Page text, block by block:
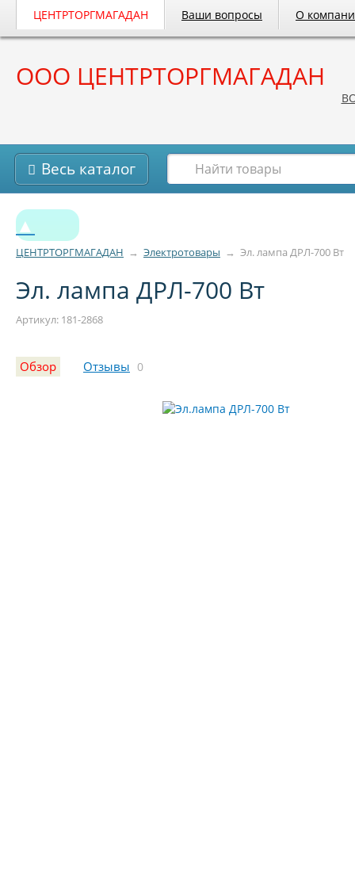
ЦЕНТРТОРГМАГАДАН Ваши вопросы О
ООО ЦЕНТРТОРГМАГАДАН
Весь каталог
▲
ЦЕНТРТОРГМАГАДАН → Электротовары → Эл. лампа ДРЛ-700 Вт
Эл. лампа ДРЛ-700 Вт
Артикул: 181-2868
Обзор Отзывы 0